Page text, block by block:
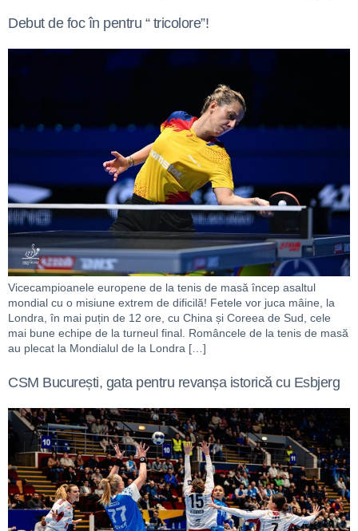
Debut de foc în pentru “ tricolore”!
Vicecampioanele europene de la tenis de masă încep asaltul
mondial cu o misiune extrem de dificilă! Fetele vor juca mâine, la
Londra, în mai puțin de 12 ore, cu China și Coreea de Sud, cele
mai bune echipe de la turneul final. Româncele de la tenis de masă
au plecat la Mondialul de la Londra […]
CSM București, gata pentru revanșa istorică cu Esbjerg